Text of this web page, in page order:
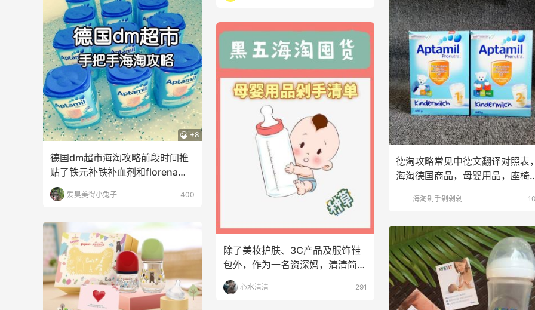
+8
德国dm超市海淘攻略前段时间推
贴了铁元补铁补血剂和florena护
手霜，好多集美
爱臭美得小兔子 400
除了美妆护肤、3C产品及服饰鞋
包外，作为一名资深妈，清清简单
整理一份2022年黑
心水清清 291
德淘攻略常见中德文翻译对照表，
海淘德国商品，母婴用品，座椅
海淘剁手剁剁剁